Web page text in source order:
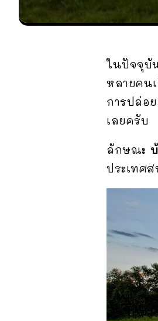
ในปัจจุบั
หลายคน
การปล่อ
เลยครับ
ลักษณะ
ประเทศ